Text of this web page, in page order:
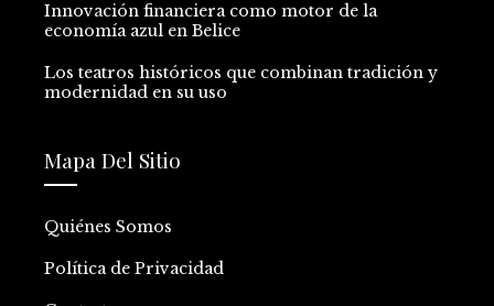
Innovación financiera como motor de la
economía azul en Belice
Los teatros históricos que combinan tradición y
modernidad en su uso
Mapa Del Sitio
Quiénes Somos
Política de Privacidad